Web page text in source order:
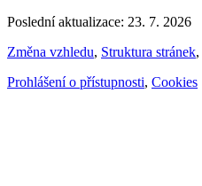
Poslední aktualizace: 23. 7. 2026
Změna vzhledu, Struktura stránek,
Prohlášení o přístupnosti, Cookies